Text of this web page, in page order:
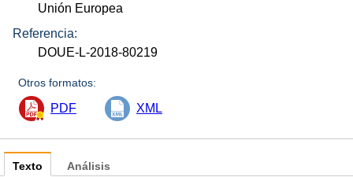
Unión Europea
Referencia:
DOUE-L-2018-80219
Otros formatos:
PDF XML
Texto Análisis